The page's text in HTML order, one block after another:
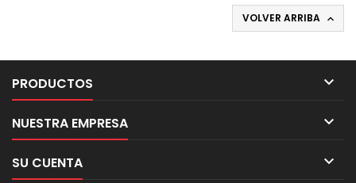
VOLVER ARRIBA 
PRODUCTOS 
NUESTRA EMPRESA 
SU CUENTA 